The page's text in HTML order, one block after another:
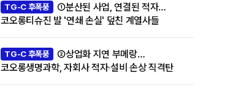
TG-C 후폭풍
①분산된 사업, 연결된 적자…
코오롱티슈진 발 '연쇄 손실' 덮친 계열사들
TG-C 후폭풍
②상업화 지연 부메랑…
코오롱생명과학, 자회사 적자·설비 손상 직격탄